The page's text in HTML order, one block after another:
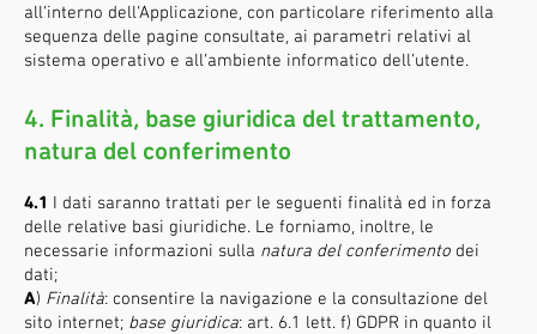
all’interno dell’Applicazione, con particolare riferimento alla
sequenza delle pagine consultate, ai parametri relativi al
sistema operativo e all’ambiente informatico dell’utente.
4. Finalità, base giuridica del trattamento,
natura del conferimento
4.1 I dati saranno trattati per le seguenti finalità ed in forza
delle relative basi giuridiche. Le forniamo, inoltre, le
necessarie informazioni sulla natura del conferimento dei
dati;
A) Finalità: consentire la navigazione e la consultazione del
sito internet; base giuridica: art. 6.1 lett. f) GDPR in quanto il